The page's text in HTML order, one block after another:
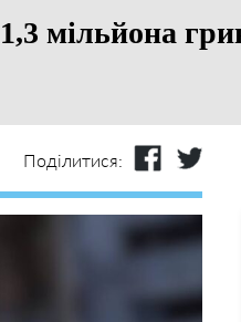
мільйона
Поділитися: